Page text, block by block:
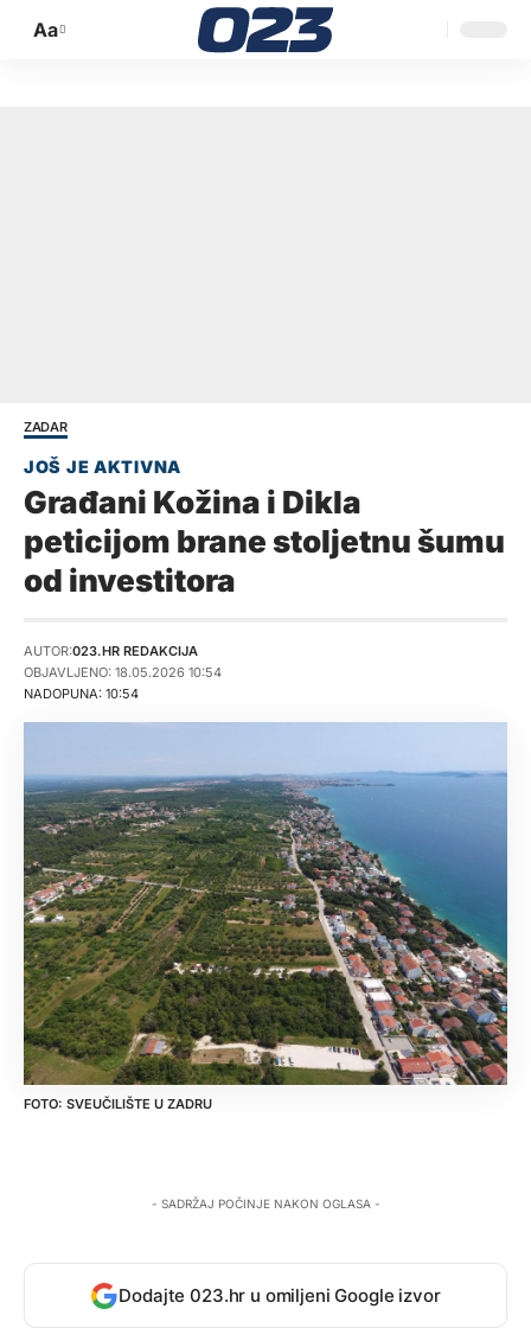
Promijeni
Aa
ZADAR
Građani Kožina i Dikla
peticijom brane stoljetnu šumu
od investitora
NADOPUNA: 10:54
AUTOR:023.HR REDAKCIJA
OBJAVLJENO: 18.05.2026 10:54
SVEUČILIŠTE U ZADRU
- SADRŽAJ POČINJE NAKON OGLASA -
Dodajte 023.hr u omiljeni Google izvor